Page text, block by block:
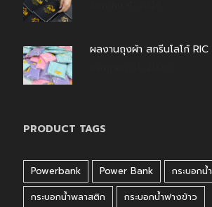
ผลงานถุงผ้า สกรีนโลโก้ RIC
PRODUCT TAGS
Powerbank Power Bank
กระบอกน้ำ
กระบอกน้ำพลาสติก
กระบอกน้ำฟางข้าว